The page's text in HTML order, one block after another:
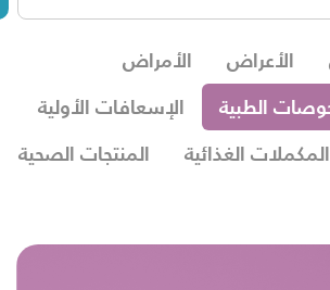
الأعراض
الأمراض
الطبية
الإسعافات الأولية
المكملات الغذائية المنتجات الصحية